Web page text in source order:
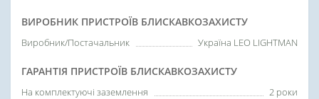
ВИРОБНИК ПРИСТРОЇВ БЛИСКАВКОЗАХИСТУ
Виробник/Постачальник Україна LEO LIGHTMAN
ГАРАНТІЯ ПРИСТРОЇВ БЛИСКАВКОЗАХИСТУ
На комплектуючі заземлення 2 роки